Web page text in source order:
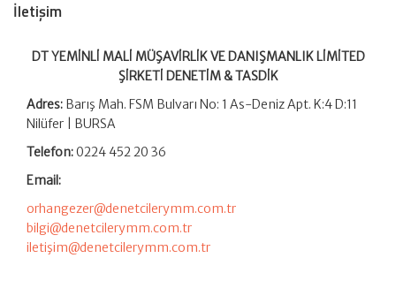
İletişim
DT YEMİNLİ MALİ MÜŞAVİRLİK VE DANIŞMANLIK LİMİTED
ŞİRKETİ DENETİM & TASDİK
Adres: Barış Mah. FSM Bulvarı No: 1 As-Deniz Apt. K:4 D:11
Nilüfer | BURSA
Telefon:0224 452 20 36
Email:
orhangezer@denetcilerymm.com.tr
bilgi@denetcilerymm.com.tr
iletişim@denetcilerymm.com.tr